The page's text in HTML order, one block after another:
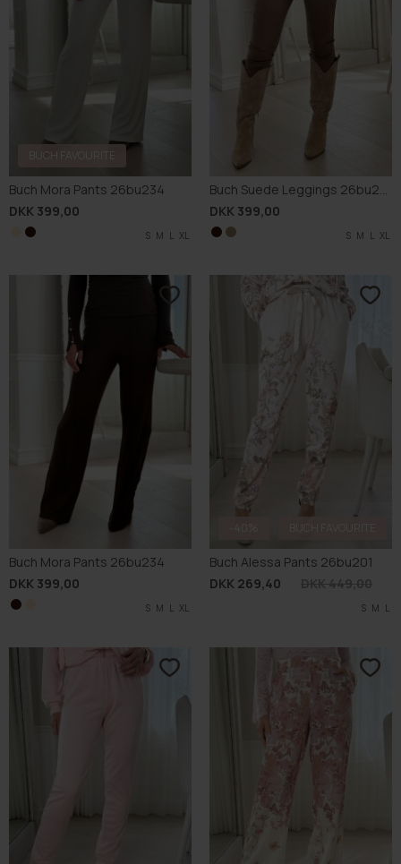
BUCH FAVOURITE
Buch Mora Pants 26bu234
DKK 399,00
S M L XL
S M L XL
Buch Suede Leggings 26bu225
DKK 399,00
S M L XL
S M L XL
Buch Mora Pants 26bu234
DKK 399,00
S M L XL
S M L XL
Buch Alessa Pants 26bu201
DKK 269,40
S M L